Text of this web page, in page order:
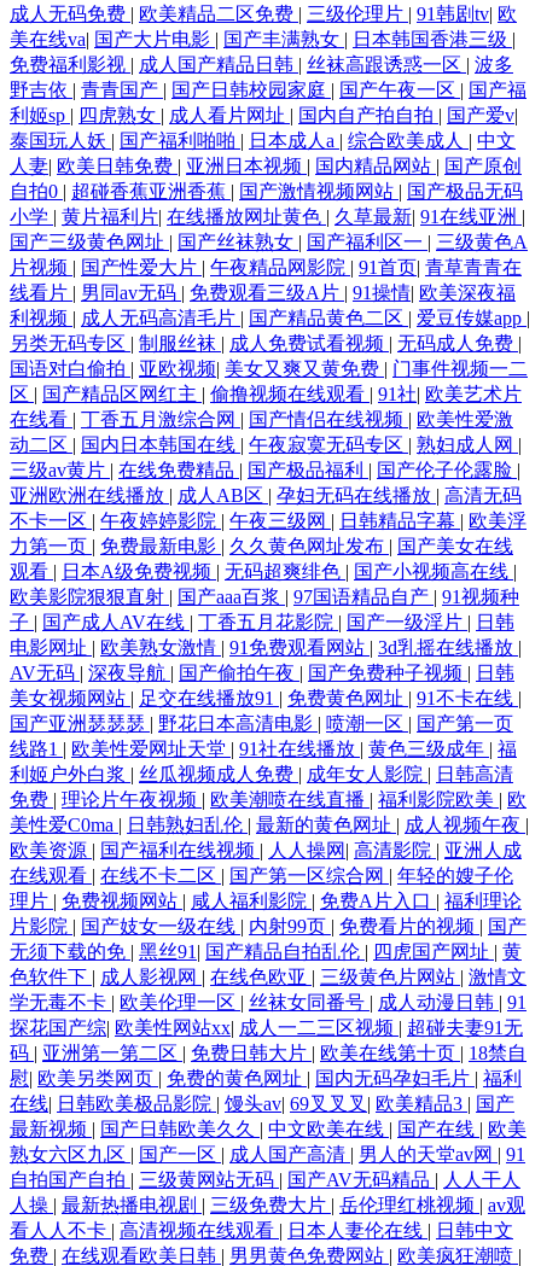
成人无码免费 | 欧美精品二区免费 | 三级伦理片 | 91韩剧tv| 欧
美在线va| 国产大片电影 | 国产丰满熟女 | 日本韩国香港三级 |
免费福利影视 | 成人国产精品日韩 | 丝袜高跟诱惑一区 | 波多
野吉依 | 青青国产 | 国产日韩校园家庭 | 国产午夜一区 | 国产福
利姬sp | 四虎熟女 | 成人看片网址 | 国内自产拍自拍 | 国产爱v|
泰国玩人妖 | 国产福利啪啪 | 日本成人a | 综合欧美成人 | 中文
人妻| 欧美日韩免费 | 亚洲日本视频 | 国内精品网站 | 国产原创
自拍0 | 超碰香蕉亚洲香蕉 | 国产激情视频网站 | 国产极品无码
小学 | 黄片福利片| 在线播放网址黄色 | 久草最新| 91在线亚洲 |
国产三级黄色网址 | 国产丝袜熟女 | 国产福利区一 | 三级黄色A
片视频 | 国产性爱大片 | 午夜精品网影院 | 91首页| 青草青青在
线看片 | 男同av无码 | 免费观看三级A片 | 91操情| 欧美深夜福
利视频 | 成人无码高清毛片 | 国产精品黄色二区 | 爱豆传媒app |
另类无码专区 | 制服丝袜 | 成人免费试看视频 | 无码成人免费 |
国语对白偷拍 | 亚欧视频| 美女又爽又黄免费 | 门事件视频一二
区 | 国产精品区网红主 | 偷撸视频在线观看 | 91社| 欧美艺术片
在线看 | 丁香五月激综合网 | 国产情侣在线视频 | 欧美性爱激
动二区 | 国内日本韩国在线 | 午夜寂寞无码专区 | 熟妇成人网 |
三级av黄片 | 在线免费精品 | 国产极品福利 | 国产伦子伦露脸 |
亚洲欧洲在线播放 | 成人AB区 | 孕妇无码在线播放 | 高清无码
不卡一区 | 午夜婷婷影院 | 午夜三级网 | 日韩精品字幕 | 欧美浮
力第一页 | 免费最新电影 | 久久黄色网址发布 | 国产美女在线
观看 | 日本A级免费视频 | 无码超爽绯色 | 国产小视频高在线 |
欧美影院狠狠直射 | 国产aaa百浆 | 97国语精品自产 | 91视频种
子 | 国产成人AV在线 | 丁香五月花影院 | 国产一级淫片 | 日韩
电影网址 | 欧美熟女激情 | 91免费观看网站 | 3d乳摇在线播放 |
AV无码 | 深夜导航 | 国产偷拍午夜 | 国产免费种子视频 | 日韩
美女视频网站 | 足交在线播放91 | 免费黄色网址 | 91不卡在线 |
国产亚洲瑟瑟瑟 | 野花日本高清电影 | 喷潮一区 | 国产第一页
线路1 | 欧美性爱网址天堂 | 91社在线播放 | 黄色三级成年 | 福
利姬户外白浆 | 丝瓜视频成人免费 | 成年女人影院 | 日韩高清
免费 | 理论片午夜视频 | 欧美潮喷在线直播 | 福利影院欧美 | 欧
美性爱C0ma | 日韩熟妇乱伦 | 最新的黄色网址 | 成人视频午夜 |
欧美资源 | 国产福利在线视频 | 人人操网 | 高清影院 | 亚洲人成
在线观看 | 在线不卡二区 | 国产第一区综合网 | 年轻的嫂子伦
理片 | 免费视频网站 | 咸人福利影院 | 免费A片入口 | 福利理论
片影院 | 国产妓女一级在线 | 内射99页 | 免费看片的视频 | 国产
无须下载的免 | 黑丝91 | 国产精品自拍乱伦 | 四虎国产网址 | 黄
色软件下 | 成人影视网 | 在线色欧亚 | 三级黄色片网站 | 激情文
学无毒不卡 | 欧美伦理一区 | 丝袜女同番号 | 成人动漫日韩 | 91
探花国产综| 欧美性网站xx| 成人一二三区视频 | 超碰夫妻91无
码 | 亚洲第一第二区 | 免费日韩大片 | 欧美在线第十页 | 18禁自
慰| 欧美另类网页 | 免费的黄色网址 | 国内无码孕妇毛片 | 福利
在线| 日韩欧美极品影院 | 馒头av| 69叉叉叉 | 欧美精品3 | 国产
最新视频 | 国产日韩欧美久久 | 中文欧美在线 | 国产在线 | 欧美
熟女六区九区 | 国产一区 | 成人国产高清 | 男人的天堂av网 | 91
自拍国产自拍 | 三级黄网站无码 | 国产AV无码精品 | 人人干人
人操 | 最新热播电视剧 | 三级免费大片 | 岳伦理红桃视频 | av观
看人人不卡 | 高清视频在线观看 | 日本人妻伦在线 | 日韩中文
免费 | 在线观看欧美日韩 | 男男黄色免费网站 | 欧美疯狂潮喷 |